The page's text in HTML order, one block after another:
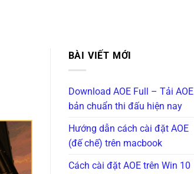
BÀI VIẾT MỚI
Download AOE Full – Tải AOE
bản chuẩn thi đấu hiện nay
Hướng dẫn cách cài đặt AOE
(đế chế) trên macbook
Cách cài đặt AOE trên Win 10